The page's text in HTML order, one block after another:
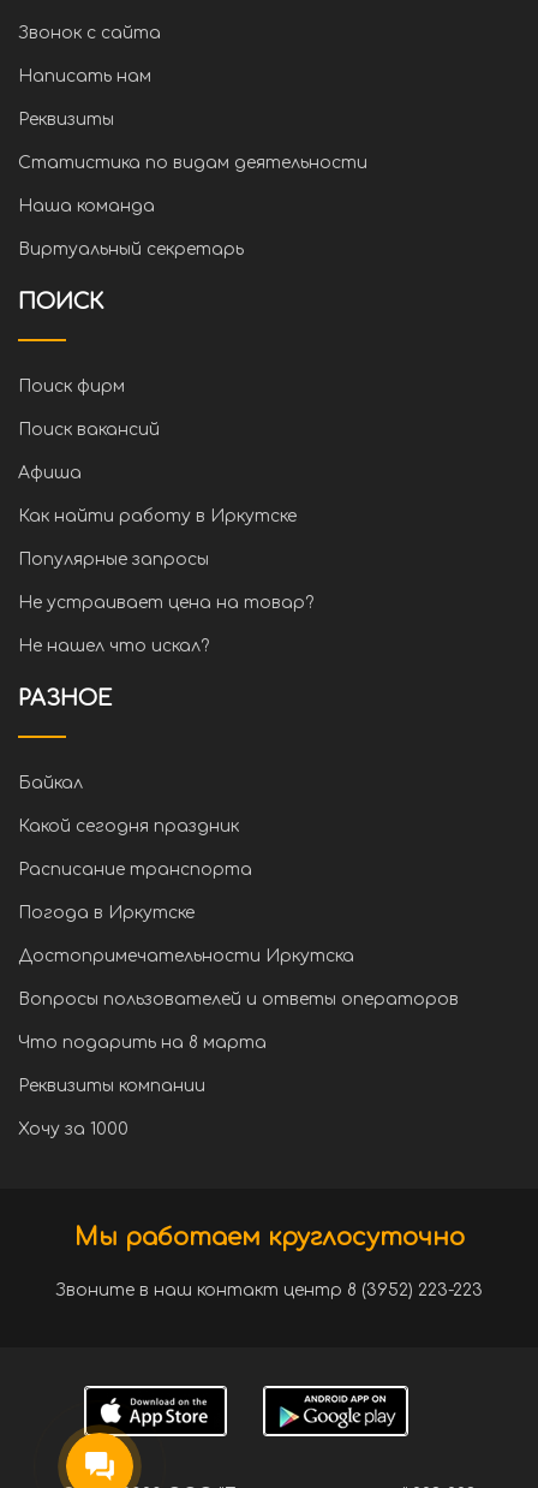
Звонок с сайта
Написать нам
Реквизиты
Статистика по видам деятельности
Наша команда
Виртуальный секретарь
ПОИСК
Поиск фирм
Поиск вакансий
Афиша
Как найти работу в Иркутске
Популярные запросы
Не устраивает цена на товар?
Не нашел что искал?
РАЗНОЕ
Байкал
Какой сегодня праздник
Расписание транспорта
Погода в Иркутске
Достопримечательности Иркутска
Вопросы пользователей и ответы операторов
Что подарить на 8 марта
Реквизиты компании
Хочу за 1000
Мы работаем круглосуточно
Звоните в наш контакт центр 8 (3952) 223-223